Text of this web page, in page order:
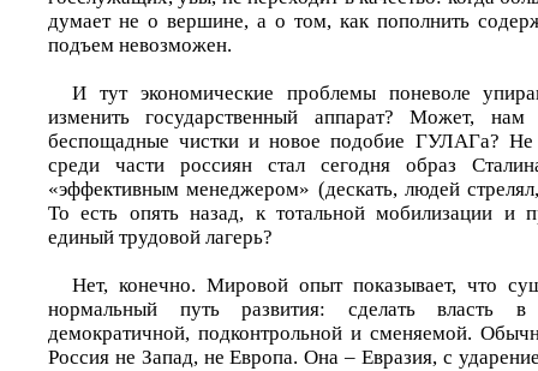
думает не о вершине, а о том, как пополнить
подъем невозможен.
И тут экономические проблемы поневоле
изменить государственный аппарат? Может,
беспощадные чистки и новое подобие ГУЛАГа? Не
среди части россиян стал сегодня образ
«эффективным менеджером» (дескать, людей
То есть опять назад, к тотальной мобилизации и
единый трудовой лагерь?
Нет, конечно. Мировой опыт показывает, что
нормальный путь развития: сделать власть
демократичной, подконтрольной и сменяемой.
Россия не Запад, не Европа. Она – Евразия, с